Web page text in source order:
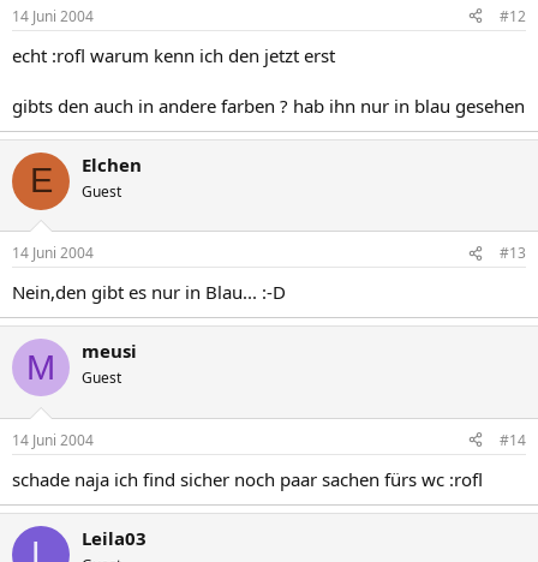
14 Juni 2004 #12
echt :rofl warum kenn ich den jetzt erst
gibts den auch in andere farben ? hab ihn nur in blau gesehen
E Elchen
Guest
14 Juni 2004 #13
Nein,den gibt es nur in Blau... :-D
M meusi
Guest
14 Juni 2004 #14
schade naja ich find sicher noch paar sachen fürs wc :rofl
L Leila03